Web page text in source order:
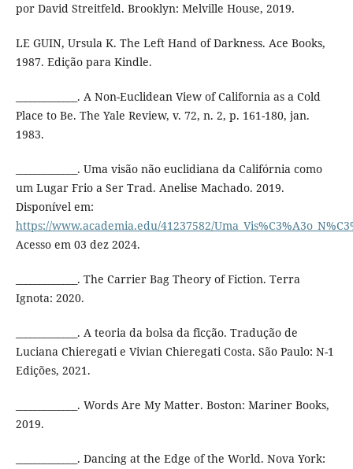
por David Streitfeld. Brooklyn: Melville House, 2019.
LE GUIN, Ursula K. The Left Hand of Darkness. Ace Books,
1987. Edição para Kindle.
_____________. A Non-Euclidean View of California as a Cold
Place to Be. The Yale Review, v. 72, n. 2, p. 161-180, jan.
1983.
_____________. Uma visão não euclidiana da Califórnia como
um Lugar Frio a Ser Trad. Anelise Machado. 2019.
Disponível em:
https://www.academia.edu/41237582/
Acesso em 03 dez 2024.
_____________. The Carrier Bag Theory of Fiction. Terra
Ignota: 2020.
_____________. A teoria da bolsa da ficção. Tradução de
Luciana Chieregati e Vivian Chieregati Costa. São Paulo: N-1
Edições, 2021.
_____________. Words Are My Matter. Boston: Mariner Books,
2019.
_____________. Dancing at the Edge of the World. Nova York: